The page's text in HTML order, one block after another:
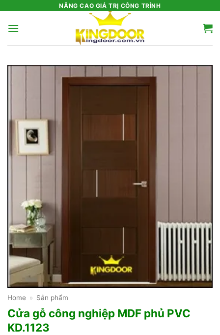
nội
NÂNG CAO GIÁ TRỊ CÔNG TRÌNH
Home » Sản phẩm
Cửa gỗ công nghiệp MDF phủ PVC
KD.1123